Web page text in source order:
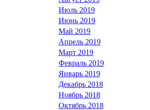
Июль 2019
Июнь 2019
Май 2019
Апрель 2019
Март 2019
Февраль 2019
Январь 2019
Декабрь 2018
Ноябрь 2018
Октябрь 2018